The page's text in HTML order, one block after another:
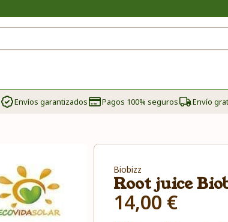
Envíos garantizados Pagos 100% seguros Envío
Biobizz
Root juice
14,00 €